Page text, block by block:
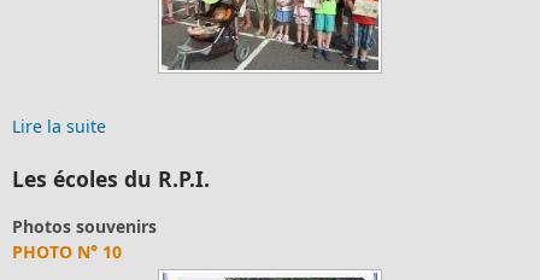
Lire la suite
Les écoles du R.P.I.
Photos souvenirs
PHOTO N° 10